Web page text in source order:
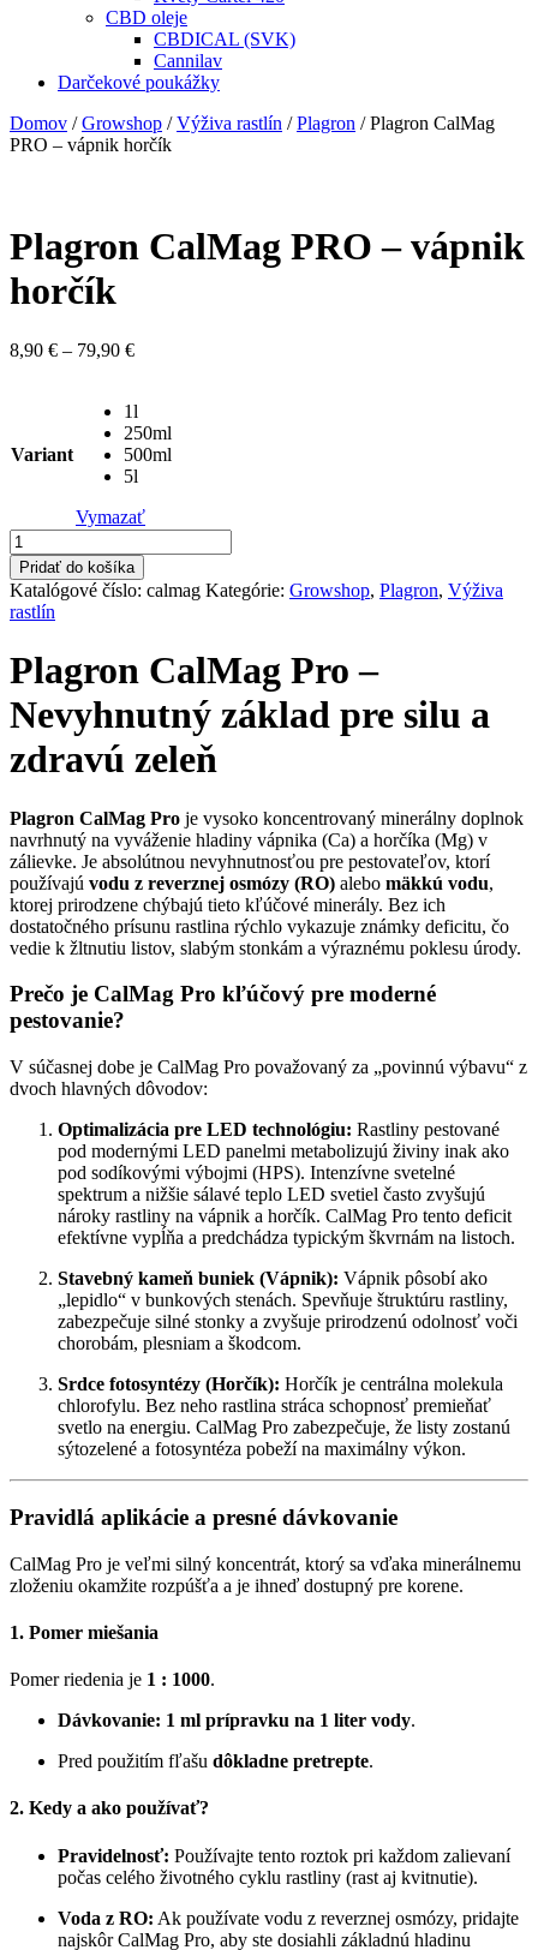
CBD oleje
CBDICAL (SVK)
Cannilav
Darčekové poukážky
Domov /Growshop /Výživa rastlín /Plagron / Plagron CalMag
PRO – vápnik horčík
Plagron CalMag PRO – vápnik
horčík
8,90 € – 79,90 €Price
through
79,90 €
Variant
1l
250ml
500ml
5l
Vymazať
množstvo
Plagron
CalMag
PRO
-
horčík
Pridať do košíka
Katalógové číslo: calmag Kategórie: Growshop, Plagron, Výživa
rastlín
Plagron CalMag Pro –
Nevyhnutný základ pre silu a
zdravú zeleň
Plagron CalMag Pro je vysoko koncentrovaný minerálny doplnok
navrhnutý na vyváženie hladiny vápnika (Ca) a horčíka (Mg) v
zálievke. Je absolútnou nevyhnutnosťou pre pestovateľov, ktorí
používajú vodu z reverznej osmózy (RO) alebo mäkkú vodu,
ktorej prirodzene chýbajú tieto kľúčové minerály. Bez ich
dostatočného prísunu rastlina rýchlo vykazuje známky deficitu, čo
vedie k žltnutiu listov, slabým stonkám a výraznému poklesu úrody.
Prečo je CalMag Pro kľúčový pre moderné
pestovanie?
V súčasnej dobe je CalMag Pro považovaný za „povinnú výbavu“ z
dvoch hlavných dôvodov:
Optimalizácia pre LED technológiu: Rastliny pestované
pod modernými LED panelmi metabolizujú živiny inak ako
pod sodíkovými výbojmi (HPS). Intenzívne svetelné
spektrum a nižšie sálavé teplo LED svetiel často zvyšujú
nároky rastliny na vápnik a horčík. CalMag Pro tento deficit
efektívne vypĺňa a predchádza typickým škvrnám na listoch.
Stavebný kameň buniek (Vápnik): Vápnik pôsobí ako
„lepidlo“ v bunkových stenách. Spevňuje štruktúru rastliny,
zabezpečuje silné stonky a zvyšuje prirodzenú odolnosť voči
chorobám, plesniam a škodcom.
Srdce fotosyntézy (Horčík): Horčík je centrálna molekula
chlorofylu. Bez neho rastlina stráca schopnosť premieňať
svetlo na energiu. CalMag Pro zabezpečuje, že listy zostanú
sýtozelené a fotosyntéza pobeží na maximálny výkon.
Pravidlá aplikácie a presné dávkovanie
CalMag Pro je veľmi silný koncentrát, ktorý sa vďaka minerálnemu
zloženiu okamžite rozpúšťa a je ihneď dostupný pre korene.
1. Pomer miešania
Pomer riedenia je 1 : 1000.
Dávkovanie: 1 ml prípravku na 1 liter vody.
Pred použitím fľašu dôkladne pretrepte.
2. Kedy a ako používať?
Pravidelnosť: Používajte tento roztok pri každom zalievaní
počas celého životného cyklu rastliny (rast aj kvitnutie).
Voda z RO: Ak používate vodu z reverznej osmózy, pridajte
najskôr CalMag Pro, aby ste dosiahli základnú hladinu